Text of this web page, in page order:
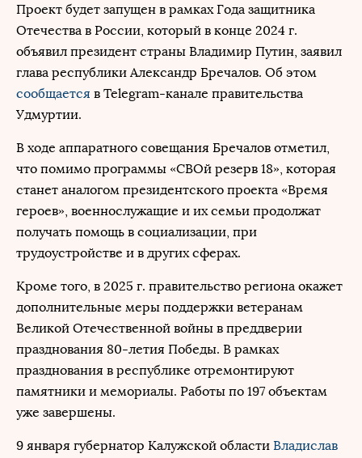
Проект будет запущен в рамках Года защитника
Отечества в России, который в конце 2024 г.
объявил президент страны Владимир Путин, заявил
глава республики Александр Бречалов. Об этом
сообщается в Telegram-канале правительства
Удмуртии.
В ходе аппаратного совещания Бречалов отметил,
что помимо программы «СВОй резерв 18», которая
станет аналогом президентского проекта «Время
героев», военнослужащие и их семьи продолжат
получать помощь в социализации, при
трудоустройстве и в других сферах.
Кроме того, в 2025 г. правительство региона окажет
дополнительные меры поддержки ветеранам
Великой Отечественной войны в преддверии
празднования 80-летия Победы. В рамках
празднования в республике отремонтируют
памятники и мемориалы. Работы по 197 объектам
уже завершены.
9 января губернатор Калужской области Владислав